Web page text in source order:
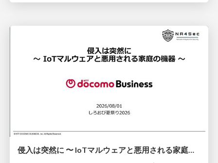
侵入は突然に 〜 IoTマルウェアと悪用される家庭の機器 ～ / When Intrusion Strikes: IoT Malware and the Abuse of Home Devices